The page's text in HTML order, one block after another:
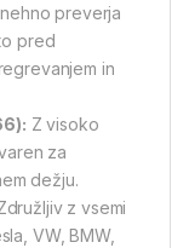
preverja
pred
in
Z visoko
za
dežju.
z vsemi
VW, BMW,